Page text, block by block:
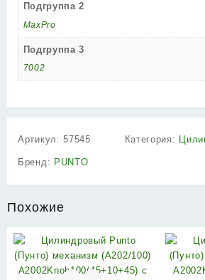
Подгруппа 2
MaxPro
Подгруппа 3
7002
Артикул:57545 Категория:
Бренд: PUNTO
Похожие